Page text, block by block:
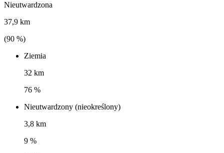
Nieutwardzona
37,9 km
(90 %)
Ziemia
32 km
76 %
Nieutwardzony (nieokreślony)
3,8 km
9 %